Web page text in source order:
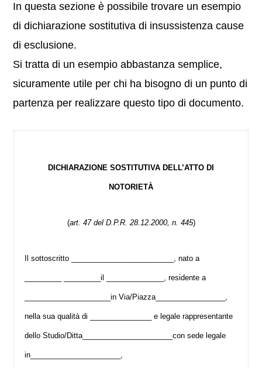
In questa sezione è possibile trovare un esempio
di dichiarazione sostitutiva di insussistenza cause
di esclusione.
Si tratta di un esempio abbastanza semplice,
sicuramente utile per chi ha bisogno di un punto di
partenza per realizzare questo tipo di documento.
DICHIARAZIONE SOSTITUTIVA DELL’ATTO DI
NOTORIETÀ
(art. 47 del D.P.R. 28.12.2000, n. 445)
Il sottoscritto _________________________, nato a
_________ _________il ______________, residente a
_____________________in Via/Piazza_________________,
nella sua qualità di _______________ e legale rappresentante
dello Studio/Ditta______________________con sede legale
in______________________,